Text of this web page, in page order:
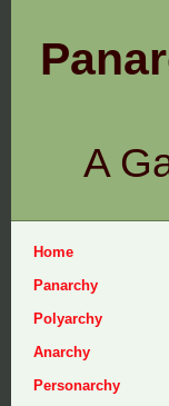
A
Home
Panarchy
Polyarchy
Anarchy
Personarchy